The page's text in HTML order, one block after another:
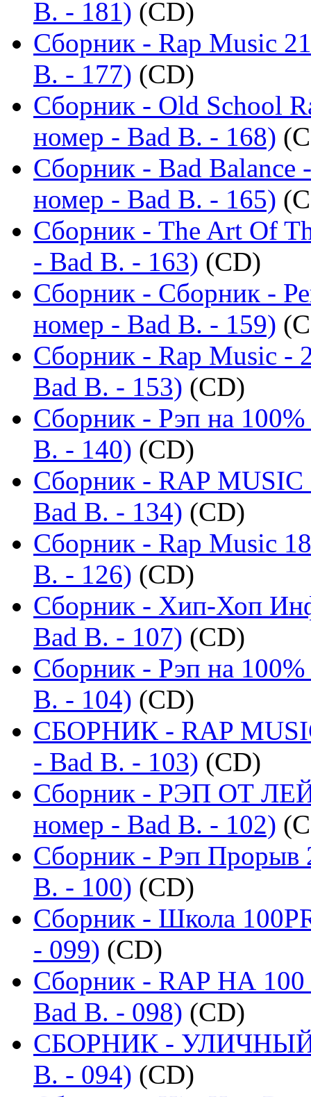
B. - 181) (CD)
Сборник - Rap Music
B. - 177) (CD)
Сборник - Old School
номер - Bad B. - 168)
Сборник - Bad Balance
номер - Bad B. - 165)
Сборник - The Art Of
- Bad B. - 163) (CD)
Сборник - Сборник -
номер - Bad B. - 159)
Сборник - Rap Music -
Bad B. - 153) (CD)
Сборник - Рэп на
B. - 140) (CD)
Сборник - RAP
Bad B. - 134) (CD)
Сборник - Rap Music
B. - 126) (CD)
Сборник - Хип-Хоп
Bad B. - 107) (CD)
Сборник - Рэп на
B. - 104) (CD)
СБОРНИК - RAP
- Bad B. - 103) (CD)
Сборник - РЭП ОТ
номер - Bad B. - 102)
Сборник - Рэп Прорыв
B. - 100) (CD)
Сборник - Школа
- 099) (CD)
Сборник - RAP НА 100
Bad B. - 098) (CD)
СБОРНИК - УЛИЧНЫЙ
B. - 094) (CD)